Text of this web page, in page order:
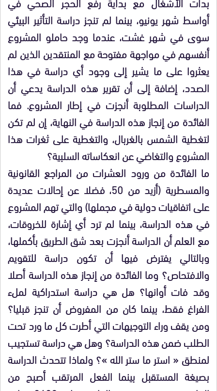
أواسط شهر يونيو، بينما لم تنجز دراسة التأثير البيئي
سوى في شهر غشت، عندما وجد حاملو المشروع
أنفسهم في مواجهة مفتوحة مع المنتقدين الذين لم
يعثروا على ما يشير إلى وجود أي دراسة في هذا
الصدد، إضافة إلى أن تقرير هذه الدراسة يدعي أن
الدراسات المطلوبة أنجزت في إطار المشروع. فما
الفائدة من إنجاز هذه الدراسة في النهاية، إن لم تكن
لتغطية الشمس بالغربال، والتغطية على ثغرات هذا
المشروع والتغاضي عن انعكاساته السلبية؟
ما الفائدة من ورود العشرات من المراجع القانونية
والمسطرية (أزيد من 50، فضلا عن إحالات عديدة
على اتفاقيات دولية في مجملها) والتي تهم المشروع
في هذه الدراسة، بينما لم ترد أي إشارة للخروقات،
مع العلم أن الدراسة أنجزت بعد شق الطريق بأكملها،
وبالتالي يفترض فيها أن تكون دراسة للتقويم
والافتحاص؟ وما الفائدة من إنجاز هذه الدراسة أصلا
وقد فات أوانها؟ هل هي دراسة استدراكية لملء
الفراغ فقط، بينما كان من المفروض أن تنجز قبليا؟
ومن يقف وراء التوجيهات التي أطرت كل ما ورد تحت
الطلب ضمن هذه الدراسة؟ وهل هي دراسة تستجيب
لمنطق « استر ما ستر الله »؟ ولماذا تتحدث الدراسة
بصيغة المستقبل بينما الفعل المرتقب أصبح من